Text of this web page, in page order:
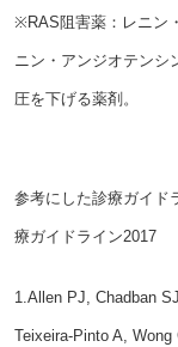
※RAS阻害薬：レニン
ニン・アンジオテンシ
圧を下げる薬剤。
参考にした診療ガイド
療ガイドライン2017
1.Allen PJ, Chadban
Teixeira-Pinto A,